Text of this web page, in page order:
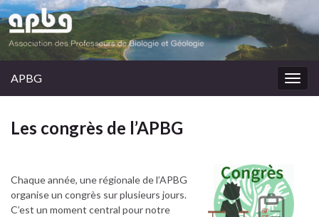
APBG
Les congrès de l’APBG
Chaque année, une régionale de l’APBG
organise un congrès sur plusieurs jours.
C’est un moment central pour notre